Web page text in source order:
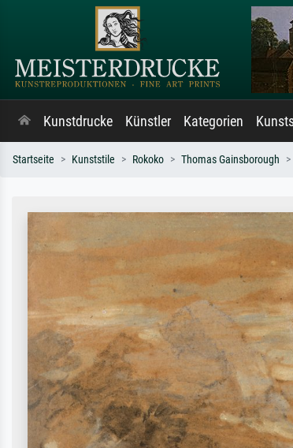
Kunstdrucke Künstler Kategorien
Startseite Kunststile Rokoko Thomas Gainsborough